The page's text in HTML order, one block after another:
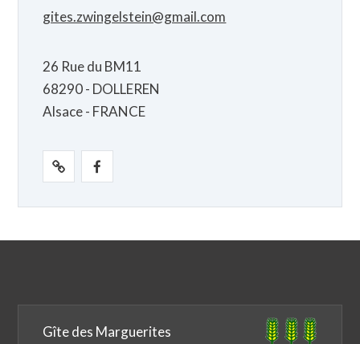
gites.zwingelstein@gmail.com
26 Rue du BM11
68290 - DOLLEREN
Alsace - FRANCE
Gîte des Marguerites